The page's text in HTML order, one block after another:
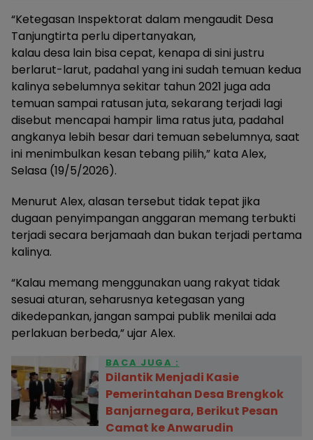
“Ketegasan Inspektorat dalam mengaudit Desa
Tanjungtirta perlu dipertanyakan,
kalau desa lain bisa cepat, kenapa di sini justru
berlarut-larut, padahal yang ini sudah temuan kedua
kalinya sebelumnya sekitar tahun 2021 juga ada
temuan sampai ratusan juta, sekarang terjadi lagi
disebut mencapai hampir lima ratus juta, padahal
angkanya lebih besar dari temuan sebelumnya, saat
ini menimbulkan kesan tebang pilih,” kata Alex,
Selasa (19/5/2026).
Menurut Alex, alasan tersebut tidak tepat jika
dugaan penyimpangan anggaran memang terbukti
terjadi secara berjamaah dan bukan terjadi pertama
kalinya.
“Kalau memang menggunakan uang rakyat tidak
sesuai aturan, seharusnya ketegasan yang
dikedepankan, jangan sampai publik menilai ada
perlakuan berbeda,” ujar Alex.
BACA JUGA :
‎Dilantik Menjadi Kasie
Pemerintahan Desa Brengkok
Banjarnegara, Berikut Pesan
Camat ke Anwarudin